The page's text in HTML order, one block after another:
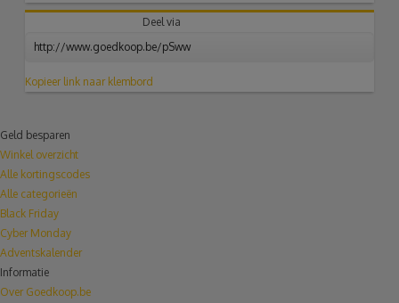
Deel via
Kopieer link naar klembord
Geld besparen
Winkel overzicht
Alle kortingscodes
Alle categorieën
Black Friday
Cyber Monday
Adventskalender
Informatie
Over Goedkoop.be